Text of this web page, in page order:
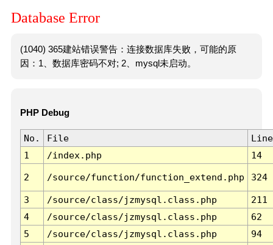
Database Error
(1040) 365建站错误警告：连接数据库失败，可能的原
因：1、数据库密码不对; 2、mysql未启动。
PHP Debug
No. File
Line
1
/index.php 14
2 /source/function/function_extend.php 324
3 /source/class/jzmysql.class.php
211
4
/source/class/jzmysql.class.php
62
5
/source/class/jzmysql.class.php
94